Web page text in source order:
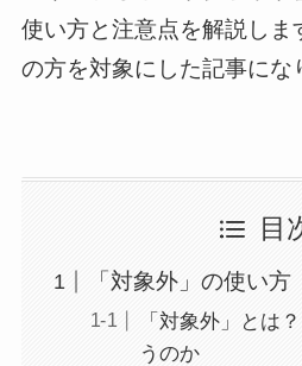
使い方と注意点を解説しま
の方を対象にした記事にな
目
「対象外」の使い方
「対象外」とは
うのか